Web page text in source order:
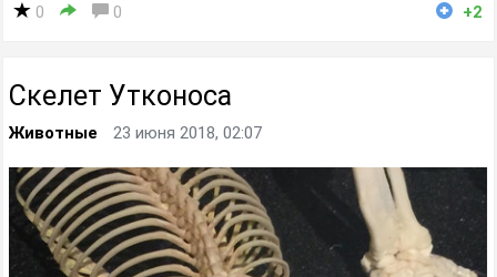
0 0 +2
Скелет Утконоса
Животные 23 июня 2018, 02:07